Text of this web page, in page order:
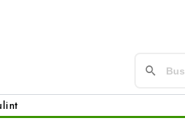
int